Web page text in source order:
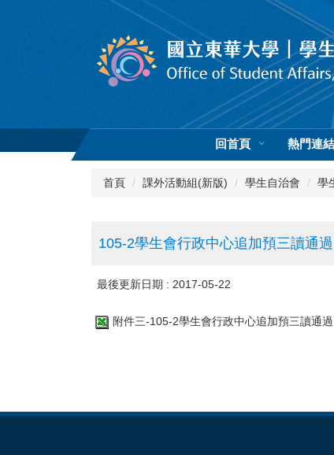
回首頁 熱門連結
首頁 課外活動組(新版) 學生自治會 學
105-2學生會行政中心追加預三讀通過
最後更新日期 : 2017-05-22
附件三-105-2學生會行政中心追加預三讀通